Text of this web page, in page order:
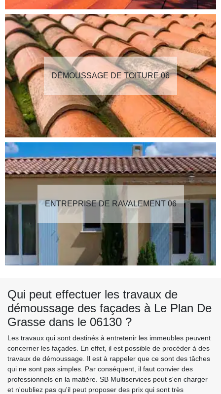
DÉMOUSSAGE DE TOITURE 06
ENTREPRISE DE RAVALEMENT 06
Qui peut effectuer les travaux de
démoussage des façades à Le Plan De
Grasse dans le 06130 ?
Les travaux qui sont destinés à entretenir les immeubles peuvent
concerner les façades. En effet, il est possible de procéder à des
travaux de démoussage. Il est à rappeler que ce sont des tâches
qui ne sont pas simples. Par conséquent, il faut convier des
professionnels en la matière. SB Multiservices peut s'en charger
et n'oubliez pas qu'il peut proposer des prix qui sont très